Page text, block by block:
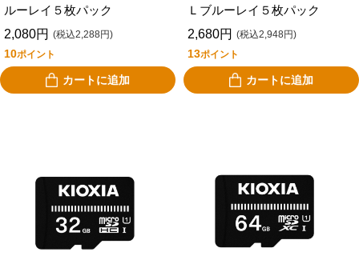
ルーレイ５枚パック
2,080円 (税込2,288円)
10ポイント
カートに追加
Ｌブルーレイ５枚パック
2,680円 (税込2,948円)
13ポイント
カートに追加